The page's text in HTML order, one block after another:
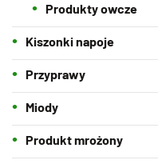
Produkty owcze
Kiszonki napoje
Przyprawy
Miody
Produkt mrożony